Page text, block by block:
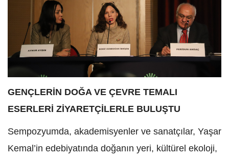
GENÇLERİN DOĞA VE ÇEVRE TEMALI
ESERLERİ ZİYARETÇİLERLE BULUŞTU
Sempozyumda, akademisyenler ve sanatçılar, Yaşar
Kemal’in edebiyatında doğanın yeri, kültürel ekoloji,